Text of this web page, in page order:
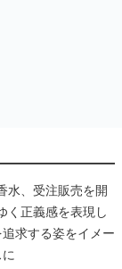
水、受注販売を開
く正義感を表現し
求する姿をイメー